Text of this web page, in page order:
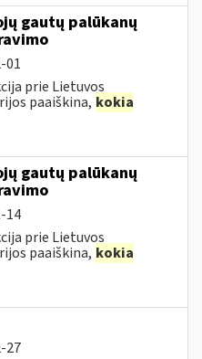
gautų palūkanų
01
prie Lietuvos
paaiškina, kokia
gautų palūkanų
14
prie Lietuvos
paaiškina, kokia
27